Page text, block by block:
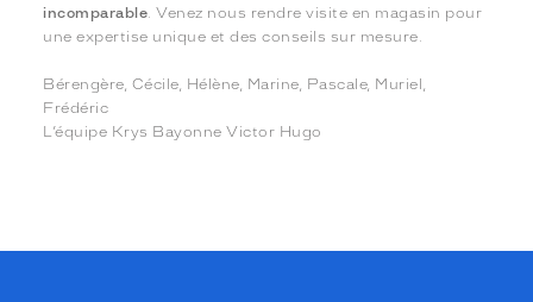
incomparable. Venez nous rendre visite en magasin pour
une expertise unique et des conseils sur mesure.
Bérengère, Cécile, Hélène, Marine, Pascale, Muriel,
Frédéric
L’équipe Krys Bayonne Victor Hugo